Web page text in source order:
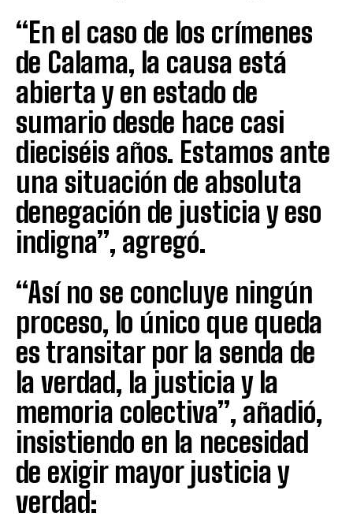
“En el caso de los crímenes
de Calama, la causa está
abierta y en estado de
sumario desde hace casi
dieciséis años. Estamos ante
una situación de absoluta
denegación de justicia y eso
indigna”, agregó.
“Así no se concluye ningún
proceso, lo único que queda
es transitar por la senda de
la verdad, la justicia y la
memoria colectiva”, añadió,
insistiendo en la necesidad
de exigir mayor justicia y
verdad: